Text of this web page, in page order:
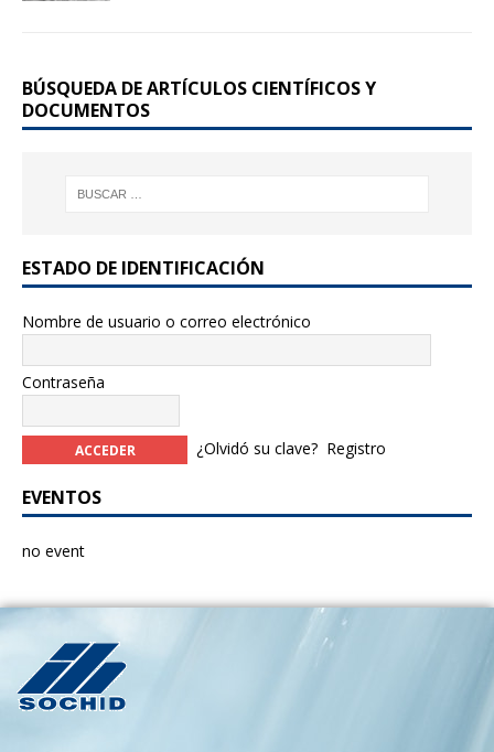
BÚSQUEDA DE ARTÍCULOS CIENTÍFICOS Y
DOCUMENTOS
ESTADO DE IDENTIFICACIÓN
Nombre de usuario o correo electrónico
Contraseña
¿Olvidó su clave? Registro
EVENTOS
no event